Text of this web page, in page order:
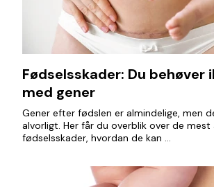
Fødselsskader: Du behøver
med gener
Gener efter fødslen er almindelige, men
alvorligt. Her får du overblik over de mest
fødselsskader, hvordan de kan ...